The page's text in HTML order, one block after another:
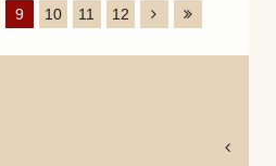
9 10 11 12